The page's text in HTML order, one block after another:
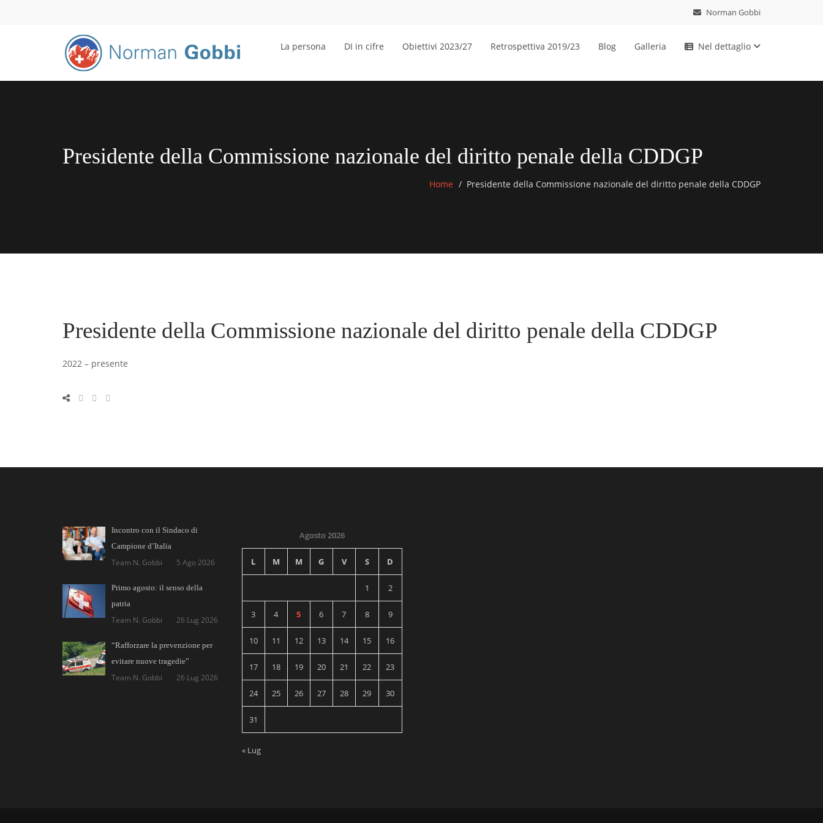
Norman Gobbi
La persona DI in cifre Obiettivi 2023/27 Retrospettiva 2019/23 Blog Galleria Nel dettaglio
Presidente della Commissione nazionale del diritto penale della CDDGP
Home Presidente della Commissione nazionale del diritto penale della CDDGP
Presidente della Commissione nazionale del diritto penale della CDDGP
2022 – presente
Incontro con il Sindaco di
Campione d’Italia
Team N. Gobbi 5 Ago 2026
Primo agosto: il senso della
patria
Team N. Gobbi 26 Lug 2026
“Rafforzare la prevenzione per
evitare nuove tragedie”
Team N. Gobbi 26 Lug 2026
Agosto 2026
L M M G V S D
1 2
3 4 5 6 7 8 9
10 11 12 13 14 15 16
17 18 19 20 21 22 23
24 25 26 27 28 29 30
31
« Lug